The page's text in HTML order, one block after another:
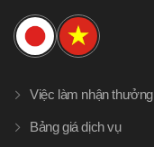
Việc làm nhận thưởng
Bảng giá dịch vụ